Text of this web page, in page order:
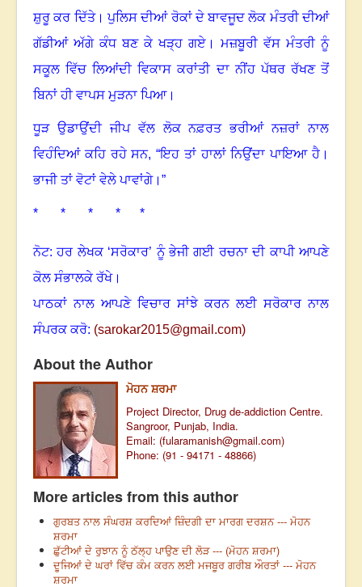
ਸ਼ੁਰੂ ਕਰ ਦਿੱਤੇ। ਪੁਲਿਸ ਦੀਆਂ ਰੋਕਾਂ ਦੇ ਬਾਵਜੂਦ ਲੋਕ ਮੰਤਰੀ ਦੀਆਂ
ਗੱਡੀਆਂ ਅੱਗੇ ਕੰਧ ਬਣ ਕੇ ਖੜ੍ਹ ਗਏ। ਮਜ਼ਬੂਰੀ ਵੱਸ ਮੰਤਰੀ ਨੂੰ
ਸਕੂਲ ਵਿੱਚ ਲਿਆਂਦੀ ਵਿਕਾਸ ਕਰਾਂਤੀ ਦਾ ਨੀਂਹ ਪੱਥਰ ਰੱਖਣ ਤੋਂ
ਬਿਨਾਂ ਹੀ ਵਾਪਸ ਮੁੜਨਾ ਪਿਆ।
ਧੂੜ ਉਡਾਉਂਦੀ ਜੀਪ ਵੱਲ ਲੋਕ ਨਫ਼ਰਤ ਭਰੀਆਂ ਨਜ਼ਰਾਂ ਨਾਲ
ਵਿਹੰਦਿਆਂ ਕਹਿ ਰਹੇ ਸਨ, “ਇਹ ਤਾਂ ਹਾਲਾਂ ਨਿਉਂਦਾ ਪਾਇਆ ਹੈ।
ਭਾਜੀ ਤਾਂ ਵੋਟਾਂ ਵੇਲੇ ਪਾਵਾਂਗੇ।”
* * * * *
ਨੋਟ: ਹਰ ਲੇਖਕ ‘ਸਰੋਕਾਰ’ ਨੂੰ ਭੇਜੀ ਗਈ ਰਚਨਾ ਦੀ ਕਾਪੀ ਆਪਣੇ
ਕੋਲ ਸੰਭਾਲਕੇ ਰੱਖੇ।
ਪਾਠਕਾਂ ਨਾਲ ਆਪਣੇ ਵਿਚਾਰ ਸਾਂਝੇ ਕਰਨ ਲਈ ਸਰੋਕਾਰ ਨਾਲ
ਸੰਪਰਕ ਕਰੋ: (sarokar2015@gmail.com)
About the Author
ਮੋਹਨ ਸ਼ਰਮਾ
Project Director, Drug de-addiction Centre.
Sangroor, Punjab, India.
Email: (fularamanish@gmail.com)
Phone: (91 - 94171 - 48866)
More articles from this author
ਗੁਰਬਤ ਨਾਲ ਸੰਘਰਸ਼ ਕਰਦਿਆਂ ਜ਼ਿੰਦਗੀ ਦਾ ਮਾਰਗ ਦਰਸ਼ਨ --- ਮੋਹਨ
ਸ਼ਰਮਾ
ਛੁੱਟੀਆਂ ਦੇ ਰੁਝਾਨ ਨੂੰ ਠੱਲ੍ਹ ਪਾਉਣ ਦੀ ਲੋੜ --- (ਮੋਹਨ ਸ਼ਰਮਾ)
ਦੂਜਿਆਂ ਦੇ ਘਰਾਂ ਵਿੱਚ ਕੰਮ ਕਰਨ ਲਈ ਮਜਬੂਰ ਗਰੀਬ ਔਰਤਾਂ --- ਮੋਹਨ
ਸ਼ਰਮਾ